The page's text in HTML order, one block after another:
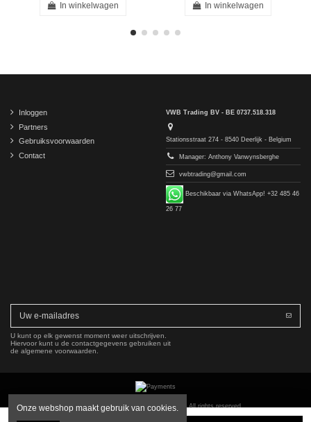
In winkelwagen In winkelwagen
Inloggen
Partners
Gebruiksvoorwaarden
Contact
VWB Trading BV - BE 0737.518.318
Stationsstraat 274 - 8540 Deerlijk - Belgium
Manager: Anthony Vanwynsberghe
vwbtrading@gmail.com
Beschikbaar via WhatsApp! +32 485 46
26 77
U kunt op elk gewenst moment weer uitschrijven.
Hiervoor kunt u de contactgegevens gebruiken uit
de algemene voorwaarden.
Copyright © 2016-2026 VWB Trading BV. All rights reserved.
Onze webshop maakt gebruik van cookies.